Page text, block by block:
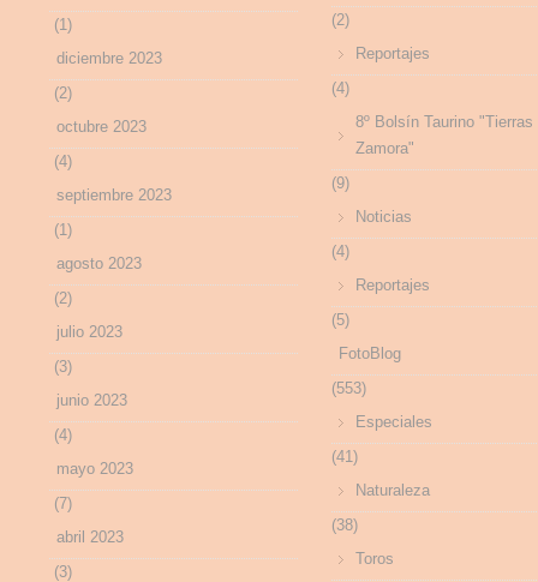
(1)
diciembre 2023
(2)
octubre 2023
(4)
septiembre 2023
(1)
agosto 2023
(2)
julio 2023
(3)
junio 2023
(4)
mayo 2023
(7)
abril 2023
(3)
(2)
Reportajes
(4)
8º Bolsín Taurino "Tierras
Zamora"
(9)
Noticias
(4)
Reportajes
(5)
FotoBlog
(553)
Especiales
(41)
Naturaleza
(38)
Toros